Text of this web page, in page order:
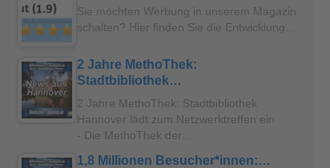
Sie möchten Werbung in unserem Magazin
schalten? Hier finden Sie die Entwicklung…
2 Jahre MethoThek:
Stadtbibliothek…
2 Jahre MethoThek: Stadtbibliothek
Hannover lädt zum Netzwerktreffen ein
- Die MethoThek der…
1,8 Millionen Besucher*innen:…